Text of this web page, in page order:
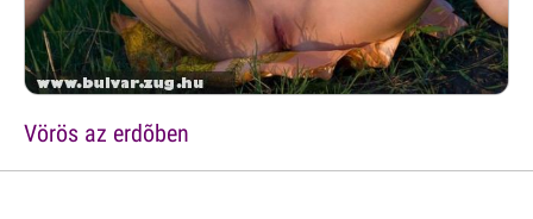
Vörös az erdõben